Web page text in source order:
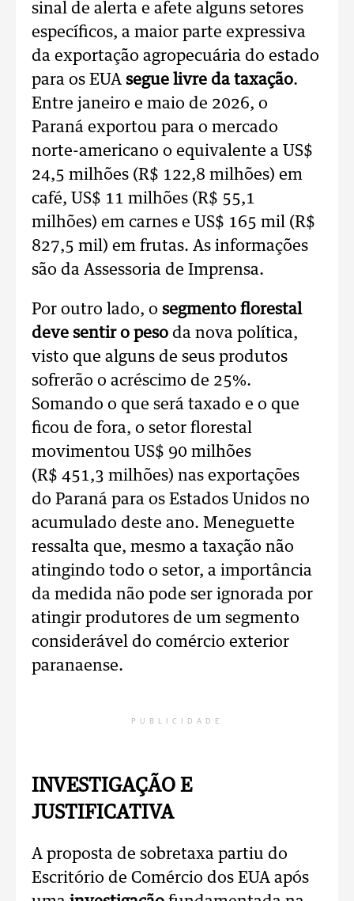
sinal de alerta e afete alguns setores
específicos, a maior parte expressiva
da exportação agropecuária do estado
para os EUA segue livre da taxação.
Entre janeiro e maio de 2026, o
Paraná exportou para o mercado
norte-americano o equivalente a US$
24,5 milhões (R$ 122,8 milhões) em
café, US$ 11 milhões (R$ 55,1
milhões) em carnes e US$ 165 mil (R$
827,5 mil) em frutas. As informações
são da Assessoria de Imprensa.
Por outro lado, o segmento florestal
deve sentir o peso da nova política,
visto que alguns de seus produtos
sofrerão o acréscimo de 25%.
Somando o que será taxado e o que
ficou de fora, o setor florestal
movimentou US$ 90 milhões
(R$ 451,3 milhões) nas exportações
do Paraná para os Estados Unidos no
acumulado deste ano. Meneguette
ressalta que, mesmo a taxação não
atingindo todo o setor, a importância
da medida não pode ser ignorada por
atingir produtores de um segmento
considerável do comércio exterior
paranaense.
PUBLICIDADE
INVESTIGAÇÃO E
JUSTIFICATIVA
A proposta de sobretaxa partiu do
Escritório de Comércio dos EUA após